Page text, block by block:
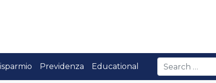
Previdenza Educational